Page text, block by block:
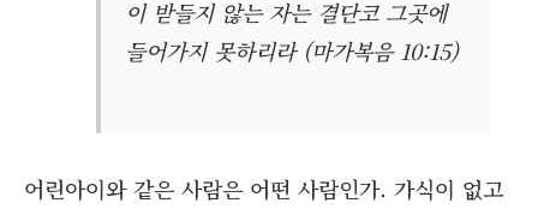
이 받들지 않는 자는 결단코 그곳에
들어가지 못하리라 (마가복음 10:15)
어린아이와 같은 사람은 어떤 사람인가. 가식이 없고